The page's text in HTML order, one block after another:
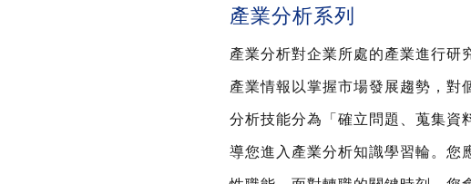
產業分析系列
產業分析對企業所處的產業進行研
產業情報以掌握市場發展趨勢，對
分析技能分為「確立問題、蒐集資
導您進入產業分析知識學習輪。您